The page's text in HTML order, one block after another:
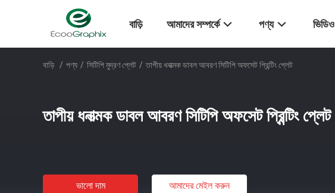
বাড়ি আমাদের সম্পর্কে পণ্য ভিডিও
বাড়ি / পণ্য / সিটিপি মুদ্রণ প্লেট / তাপীয় ধনাত্মক ডাবল আবরণ সিটিপি অফসেট প্রিন্টিং প্লেট
তাপীয় ধনাত্মক ডাবল আবরণ সিটিপি অফসেট প্রিন্টিং প্লেট
ভালো দাম আমাদের মেইল ​​করুন